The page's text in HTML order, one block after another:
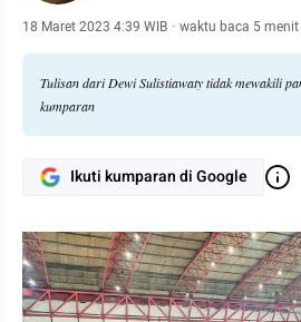
18 Maret 2023 4:39 WIB · waktu baca 5 menit
Tulisan dari Dewi Sulistiawaty tidak mewakili
kumparan
Ikuti kumparan di Google